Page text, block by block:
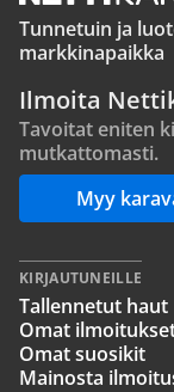
Tunnetuin ja
markkinapaikka
Ilmoita
Tavoitat eniten
mutkattomasti.
Myy
KIRJAUTUNEILLE
Tallennetut haut
Omat
Omat suosikit
Mainosta